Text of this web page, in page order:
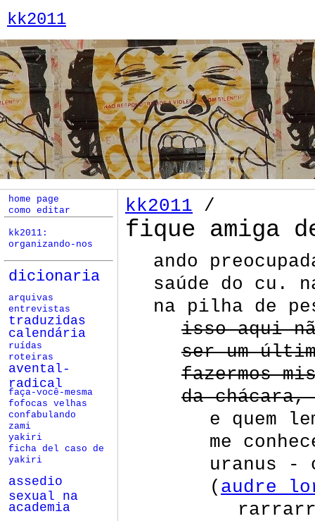
kk2011
home page
como editar
kk2011:
organizando-nos
dicionaria
arquivas
entrevistas
traduzidas
calendária
ruídas
roteiras
avental-
radical
faça-você-mesma
fofocas velhas
confabulando
zami
yakiri
ficha del caso de
yakiri
assedio
sexual na
academia
kk2011 /
fique amiga
ando
saúde do cu.
na pilha de
isso aqui
ser um
fazermos
da chácara,
e quem
me
uranus -
( audre